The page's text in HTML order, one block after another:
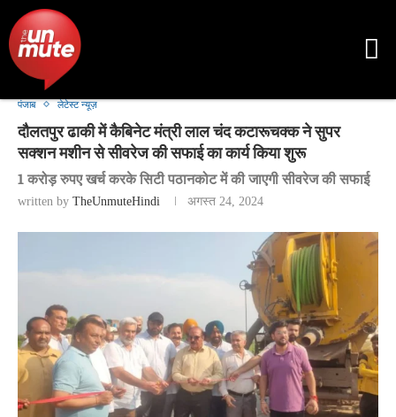
पंजाब लेटेस्ट न्यूज़
दौलतपुर ढाकी में कैबिनेट मंत्री लाल चंद कटारूचक्क ने सुपर
सक्शन मशीन से सीवरेज की सफाई का कार्य किया शुरू
1 करोड़ रुपए खर्च करके सिटी पठानकोट में की जाएगी सीवरेज की सफाई
written by TheUnmuteHindi अगस्त 24, 2024